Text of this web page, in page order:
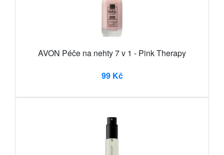
AVON Péče na nehty 7 v 1 - Pink Therapy
99 Kč